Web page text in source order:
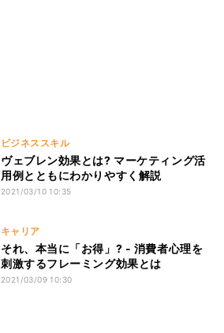
ビジネススキル
ヴェブレン効果とは? マーケティング活
用例とともにわかりやすく解説
2021/03/10 10:35
キャリア
それ、本当に「お得」? - 消費者心理を
刺激するフレーミング効果とは
2021/03/09 10:30